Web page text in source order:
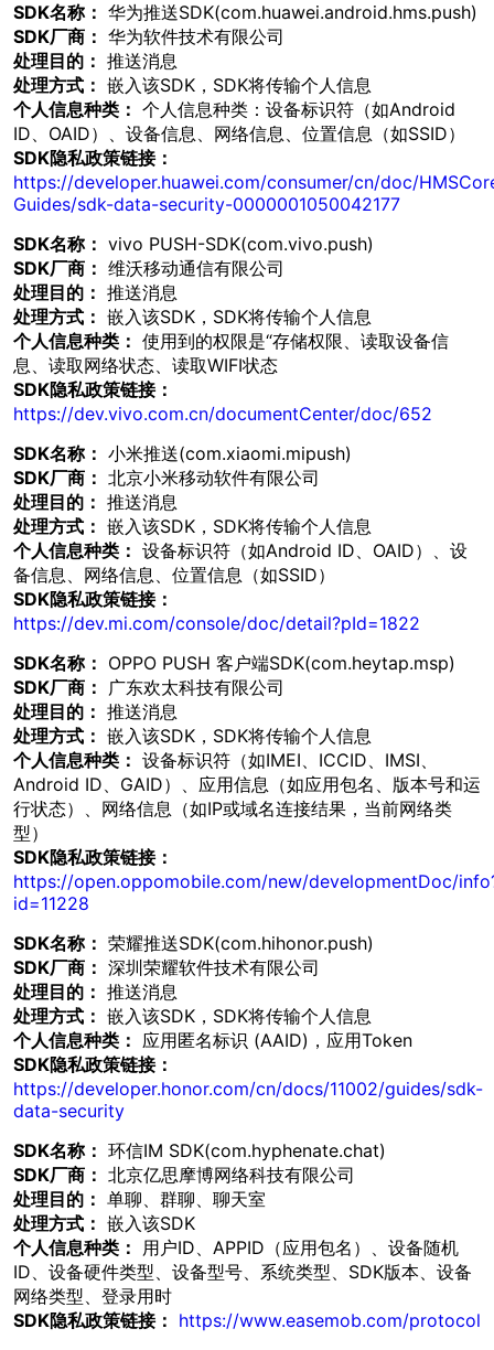
SDK名称： 华为推送SDK(com.huawei.android.hms.push)
SDK厂商： 华为软件技术有限公司
处理目的： 推送消息
处理方式： 嵌入该SDK，SDK将传输个人信息
个人信息种类： 个人信息种类：设备标识符（如Android
ID、OAID）、设备信息、网络信息、位置信息（如SSID）
SDK隐私政策链接：
https://developer.huawei.com/consumer/cn/doc/
Guides/sdk-data-security-0000001050042177
SDK名称： vivo PUSH-SDK(com.vivo.push)
SDK厂商： 维沃移动通信有限公司
处理目的： 推送消息
处理方式： 嵌入该SDK，SDK将传输个人信息
个人信息种类： 使用到的权限是“存储权限、读取设备信
息、读取网络状态、读取WIFI状态
SDK隐私政策链接：
https://dev.vivo.com.cn/documentCenter/doc/652
SDK名称： 小米推送(com.xiaomi.mipush)
SDK厂商： 北京小米移动软件有限公司
处理目的： 推送消息
处理方式： 嵌入该SDK，SDK将传输个人信息
个人信息种类： 设备标识符（如Android ID、OAID）、设
备信息、网络信息、位置信息（如SSID）
SDK隐私政策链接：
https://dev.mi.com/console/doc/detail?pId=1822
SDK名称： OPPO PUSH 客户端SDK(com.heytap.msp)
SDK厂商： 广东欢太科技有限公司
处理目的： 推送消息
处理方式： 嵌入该SDK，SDK将传输个人信息
个人信息种类： 设备标识符（如IMEI、ICCID、IMSI、
Android ID、GAID）、应用信息（如应用包名、版本号和运
行状态）、网络信息（如IP或域名连接结果，当前网络类
型）
SDK隐私政策链接：
https://open.oppomobile.com/new/developmentDoc/
id=11228
SDK名称： 荣耀推送SDK(com.hihonor.push)
SDK厂商： 深圳荣耀软件技术有限公司
处理目的： 推送消息
处理方式： 嵌入该SDK，SDK将传输个人信息
个人信息种类： 应用匿名标识 (AAID)，应用Token
SDK隐私政策链接：
https://developer.honor.com/cn/docs/11002/guides/sdk-
data-security
SDK名称： 环信IM SDK(com.hyphenate.chat)
SDK厂商： 北京亿思摩博网络科技有限公司
处理目的： 单聊、群聊、聊天室
处理方式： 嵌入该SDK
个人信息种类： 用户ID、APPID（应用包名）、设备随机
ID、设备硬件类型、设备型号、系统类型、SDK版本、设备
网络类型、登录用时
SDK隐私政策链接： https://www.easemob.com/protocol